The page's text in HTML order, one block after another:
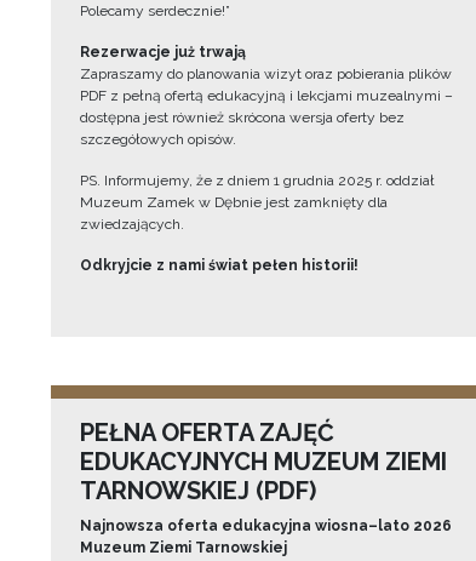
Polecamy serdecznie!”
Rezerwacje już trwają
Zapraszamy do planowania wizyt oraz pobierania plików
PDF z pełną ofertą edukacyjną i lekcjami muzealnymi –
dostępna jest również skrócona wersja oferty bez
szczegółowych opisów.
PS. Informujemy, że z dniem 1 grudnia 2025 r. oddział
Muzeum Zamek w Dębnie jest zamknięty dla
zwiedzających.
Odkryjcie z nami świat pełen historii!
PEŁNA OFERTA ZAJĘĆ
EDUKACYJNYCH MUZEUM ZIEMI
TARNOWSKIEJ (PDF)
Najnowsza oferta edukacyjna wiosna–lato 2026
Muzeum Ziemi Tarnowskiej